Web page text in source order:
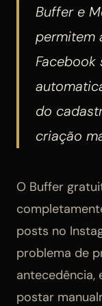
Buffer e
permitem
Facebook
do
criação
O Buffer
posts no
problema de
antecedência,
postar